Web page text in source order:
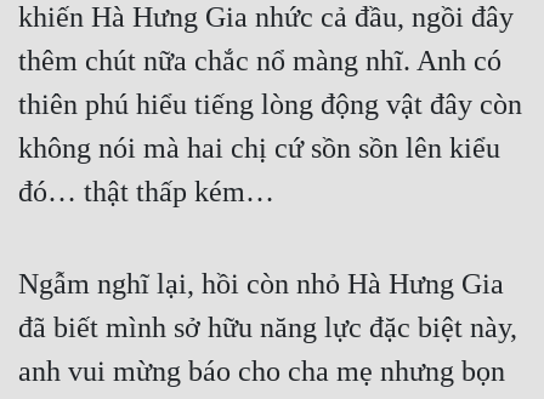
khiến Hà Hưng Gia nhức cả đầu, ngồi đây
thêm chút nữa chắc nổ màng nhĩ. Anh có
thiên phú hiểu tiếng lòng động vật đây còn
không nói mà hai chị cứ sồn sồn lên kiểu
đó… thật thấp kém…
Ngẫm nghĩ lại, hồi còn nhỏ Hà Hưng Gia
đã biết mình sở hữu năng lực đặc biệt này,
anh vui mừng báo cho cha mẹ nhưng bọn